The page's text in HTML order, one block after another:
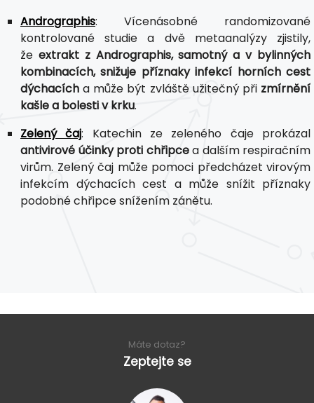
Andrographis: Vícenásobné randomizované
kontrolované studie a dvě metaanalýzy zjistily,
že extrakt z Andrographis, samotný a v bylinných
kombinacích, snižuje příznaky infekcí horních cest
dýchacích a může být zvláště užitečný při zmírnění
kašle a bolesti v krku.
Zelený čaj: Katechin ze zeleného čaje prokázal
antivirové účinky proti chřipcea dalším respiračním
virům. Zelený čaj může pomoci předcházet virovým
infekcím dýchacích cest a může snížit příznaky
podobné chřipce snížením zánětu.
Máte dotaz?
Zeptejte se